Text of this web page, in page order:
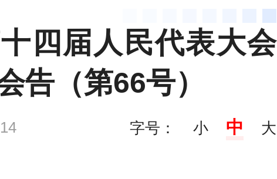
四届人民代表大会
告（第66号）
字号： 小 中 大